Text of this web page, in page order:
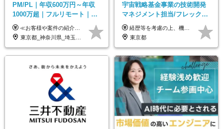
PM/PL｜年収600万円～年収
1000万超｜フルリモート｜
SIerへの変革期をリード＆自
社サービス
≪お客様や案件の紹介によりインセンティブを支給！≫ 月給40万円以上＋賞与年2回＋インセンティブ ◎経験やスキルを考慮の上、優遇します ◎上記月給は固定残業代月45時間分(月額9万1040円以上)を含みます。超過した場合は全額追加支給します ◎試用期間3カ月あり(給与や福利厚生等は同じです) ＜年収例＞ 36歳／PL（元SE）／580万円 / 官公庁向けWebシステム開発 ※メンバーから2年でPLへ昇格 41歳／SL／616万円 / メーカー向けWebサイト開発 46歳／PL／742万円 / 金融情報連携システム開発 52歳 / PM / 952万円 / 信販システムの再構築 55歳 / PM / 910万円 / 製造業向け基盤構築開発
東京都_神奈川県_埼玉県_千葉県_大阪府_愛知県_北海道_青森県_岩手県_宮城県_秋田県_山形県_福島県_茨城県_栃木県_群馬県_新潟県_山梨県_長野県_富山県_石川県_福井県_静岡県_岐阜県_三重県_兵庫県_京都府_滋賀県_奈良県_和歌山県_広島県_岡山県_鳥取県_島根県_山口県_徳島県_香川県_愛媛県_高知県_福岡県_熊本県_佐賀県_長崎県_大分県_宮崎県_鹿児島県_沖縄県
宇宙戦略基金事業の技術開発
マネジメント担当/フレックス
制/リモート活用/異業種出身者
歓迎/国家プロジェクト
経歴等を考慮の上、機構の規定により決定します。 ＜大学卒業後、正規社員として民間企業に3年勤務した場合＞ ・月給30万円以上 ・年収470万円以上 年収概算を試算する場合は以下をご確認ください。 https://www.jaxa.jp/about/employ/trial_j.html ■昇給年1回、賞与年2回 ■諸手当（住居手当、通勤手当他） ■退職金制度あり ※年収470万円～ ※超過勤務分は別途支給します。 ※6ヶ月の試用期間あり。その間の待遇・給与に差異はありません。
東京都